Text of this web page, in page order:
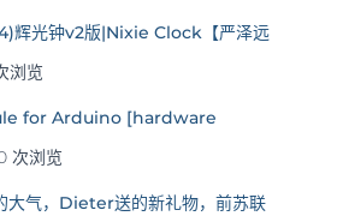
辉光钟v2版|Nixie Clock【严泽远
浏览
for Arduino [hardware
次浏览
大气，Dieter送的新礼物，前苏联